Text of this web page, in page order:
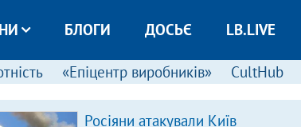
БЛОГИ ДОСЬЄ LB.LIVE
«Епіцентр виробників» CultHub
Росіяни атакували Київ